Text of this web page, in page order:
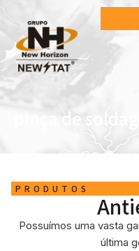
pinça de
PRODUTOS
Possuímos uma vasta
última